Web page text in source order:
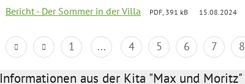
Bericht - Der Sommer in der Villa PDF, 391 kB 15.08.2024
1 ... 4 5 6 7 8
Informationen aus der Kita "Max und Moritz"